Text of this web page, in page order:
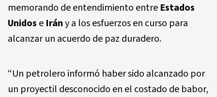
memorando de entendimiento entre Estados
Unidos e Irány a los esfuerzos en curso para
alcanzar un acuerdo de paz duradero.
“Un petrolero informó haber sido alcanzado por
un proyectil desconocido en el costado de babor,